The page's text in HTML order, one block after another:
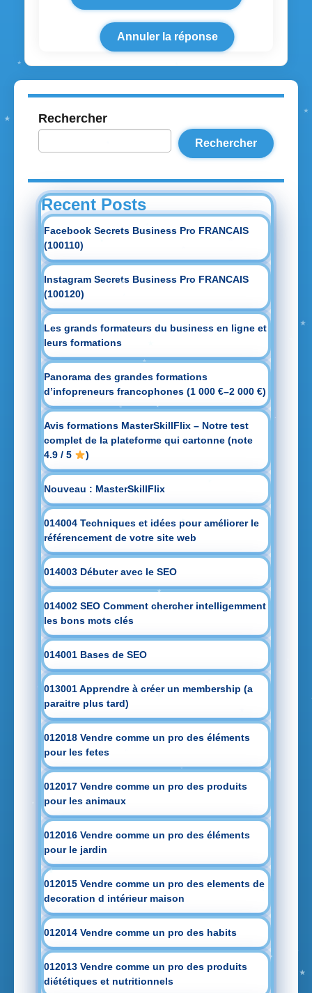
Annuler la réponse
Rechercher
Rechercher
Recent Posts
Facebook Secrets Business Pro FRANCAIS
(100110)
Instagram Secrets Business Pro FRANCAIS
(100120)
Les grands formateurs du business en ligne et
leurs formations
Panorama des grandes formations
d’infopreneurs francophones (1 000 €–2 000 €)
Avis formations MasterSkillFlix – Notre test
complet de la plateforme qui cartonne (note
4.9 / 5
)
Nouveau : MasterSkillFlix
014004 Techniques et idées pour améliorer le
référencement de votre site web
014003 Débuter avec le SEO
014002 SEO Comment chercher intelligemment
les bons mots clés
014001 Bases de SEO
013001 Apprendre à créer un membership (a
paraitre plus tard)
012018 Vendre comme un pro des éléments
pour les fetes
012017 Vendre comme un pro des produits
pour les animaux
012016 Vendre comme un pro des éléments
pour le jardin
012015 Vendre comme un pro des elements de
decoration d intérieur maison
012014 Vendre comme un pro des habits
012013 Vendre comme un pro des produits
diététiques et nutritionnels